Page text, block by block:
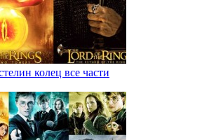
колец все части